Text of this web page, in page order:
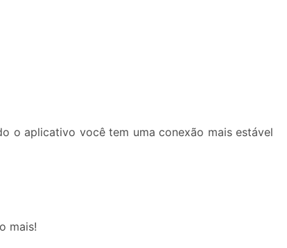
o aplicativo você tem uma conexão mais estável
mais!